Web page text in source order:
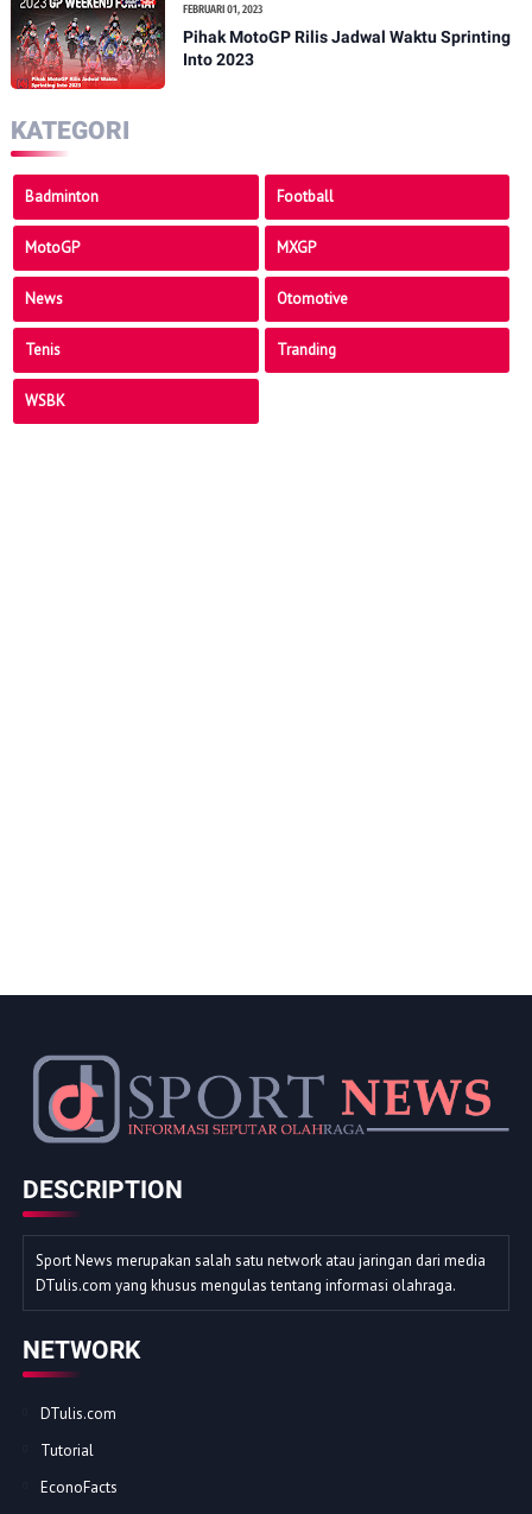
FEBRUARI 01, 2023
Pihak MotoGP Rilis Jadwal Waktu Sprinting
Into 2023
KATEGORI
Badminton Football
MotoGP MXGP
News Otomotive
Tenis Tranding
WSBK
DESCRIPTION
Sport News merupakan salah satu network atau jaringan dari media
DTulis.com yang khusus mengulas tentang informasi olahraga.
NETWORK
DTulis.com
Tutorial
EconoFacts